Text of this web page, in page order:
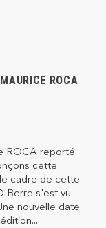
ROCA
ROCA reporté.
cette
cadre de cette
Berre s'est vu
nouvelle date